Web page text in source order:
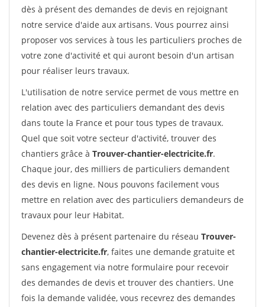
dès à présent des demandes de devis en rejoignant
notre service d'aide aux artisans. Vous pourrez ainsi
proposer vos services à tous les particuliers proches de
votre zone d'activité et qui auront besoin d'un artisan
pour réaliser leurs travaux.
L'utilisation de notre service permet de vous mettre en
relation avec des particuliers demandant des devis
dans toute la France et pour tous types de travaux.
Quel que soit votre secteur d'activité, trouver des
chantiers grâce à Trouver-chantier-electricite.fr.
Chaque jour, des milliers de particuliers demandent
des devis en ligne. Nous pouvons facilement vous
mettre en relation avec des particuliers demandeurs de
travaux pour leur Habitat.
Devenez dès à présent partenaire du réseau Trouver-
chantier-electricite.fr, faites une demande gratuite et
sans engagement via notre formulaire pour recevoir
des demandes de devis et trouver des chantiers. Une
fois la demande validée, vous recevrez des demandes